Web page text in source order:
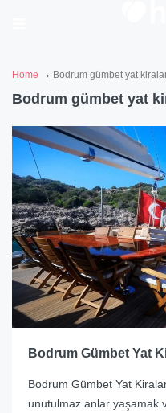
Home Bodrum gümbet yat
Bodrum gümbet yat
Bodrum Gümbet Yat
Bodrum Gümbet Yat
unutulmaz anlar yaşamak